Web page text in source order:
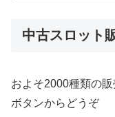
中古スロット
およそ2000種類の
ボタンからどうぞ